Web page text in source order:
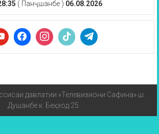
( Панҷшанбе ) 06.08.2026
давлатии «Телевизиони Сафина» ш.
Душанбе к. Беҳзод 25.